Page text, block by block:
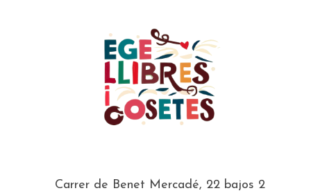
Carrer de Benet Mercadé, 22 bajos 2